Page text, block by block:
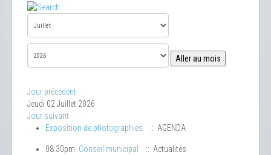
Aller au mois
Jour précédent
Jeudi 02 Juillet 2026
Jour suivant
Exposition de photographies
:: AGENDA
08:30pm Conseil municipal :: Actualités